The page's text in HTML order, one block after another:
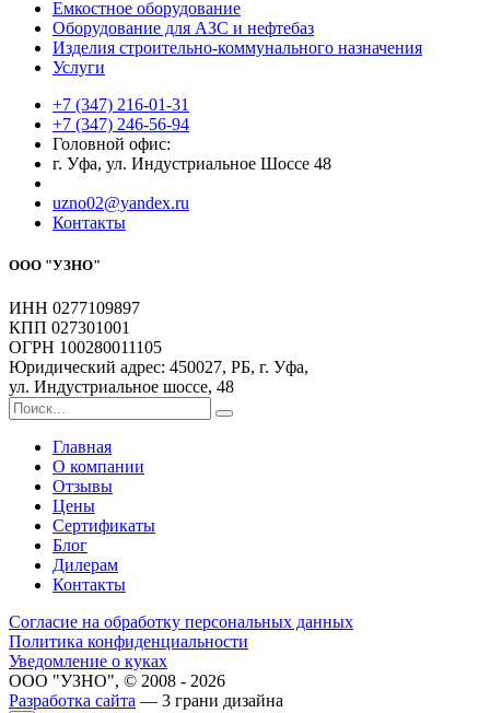
Емкостное оборудование
Оборудование для АЗС и нефтебаз
Изделия строительно-коммунального назначения
Услуги
+7 (347) 216-01-31
+7 (347) 246-56-94
Головной офис:
г. Уфа, ул. Индустриальное Шоссе 48
uzno02@yandex.ru
Контакты
ООО "УЗНО"
ИНН 0277109897
КПП 027301001
ОГРН 100280011105
Юридический адрес: 450027, РБ, г. Уфа,
ул. Индустриальное шоссе, 48
Главная
О компании
Отзывы
Цены
Сертификаты
Блог
Дилерам
Контакты
Согласие на обработку персональных данных
Политика конфиденциальности
Уведомление о куках
ООО "УЗНО", © 2008 - 2026
Разработка сайта — 3 грани дизайна